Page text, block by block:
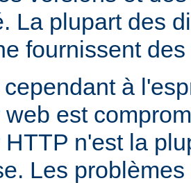
La plupart des
fournissent
à
web est
HTTP n'est la
Les